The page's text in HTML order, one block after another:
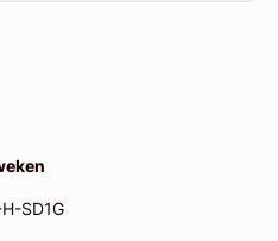
SD1G